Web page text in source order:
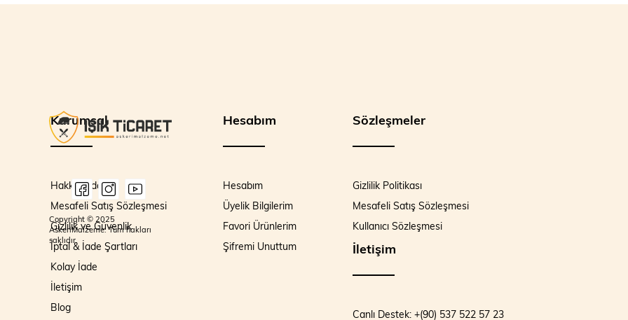
Kurumsal
Hakkımızda
Mesafeli Satış Sözleşmesi
Gizlilik ve Güvenlik
İptal & İade Şartları
Kolay İade
İletişim
Blog
Hesabım
Hesabım
Üyelik Bilgilerim
Favori Ürünlerim
Şifremi Unuttum
Sözleşmeler
Gizlilik Politikası
Mesafeli Satış Sözleşmesi
Kullanıcı Sözleşmesi
İletişim
Canlı Destek: +(90) 537 522 57 23
Copyright © 2025
AskeriMalzeme. Tüm hakları
saklıdır.